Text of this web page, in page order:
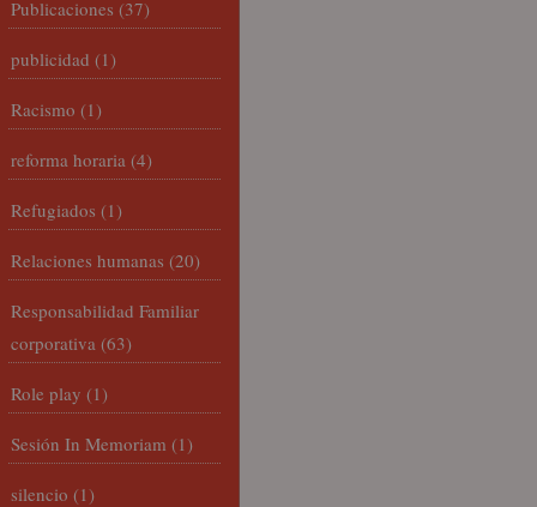
Publicaciones (37)
publicidad (1)
Racismo (1)
reforma horaria (4)
Refugiados (1)
Relaciones humanas (20)
Responsabilidad Familiar
corporativa (63)
Role play (1)
Sesión In Memoriam (1)
silencio (1)